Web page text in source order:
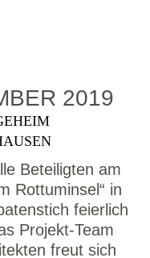
2019
Beteiligten am
Rottuminsel“ in
feierlich
Projekt-Team
freut sich